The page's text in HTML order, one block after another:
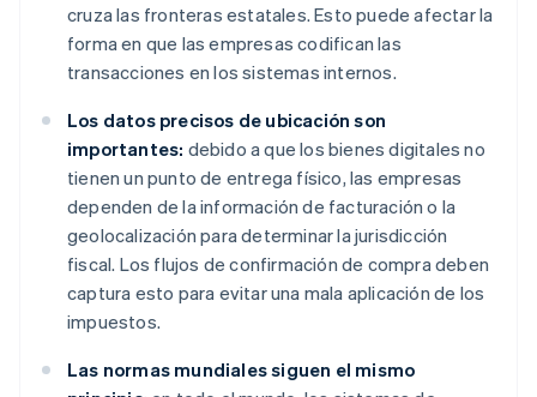
cruza las fronteras estatales. Esto puede afectar la
forma en que las empresas codifican las
transacciones en los sistemas internos.
Los datos precisos de ubicación son
importantes: debido a que los bienes digitales no
tienen un punto de entrega físico, las empresas
dependen de la información de facturación o la
geolocalización para determinar la jurisdicción
fiscal. Los flujos de confirmación de compra deben
captura esto para evitar una mala aplicación de los
impuestos.
Las normas mundiales siguen el mismo